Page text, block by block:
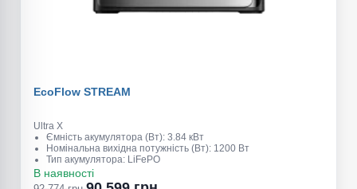
EcoFlow STREAM
Ultra X
Ємність акумулятора (Вт): 3.84 кВт
Номінальна вихідна потужність (Вт): 1200 Вт
Тип акумулятора: LiFePO
Пікова потужність (Вт): 2300 Вт
Вага (кг): 38,8
В наявності